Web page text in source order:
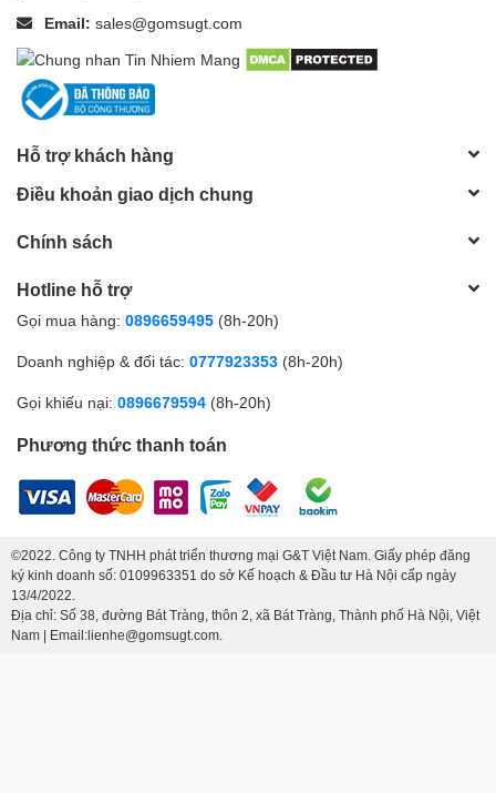
Ngoài ra,Lọ hoa dáng chân xòe vẽ cam
còn có nhiều màu sắc khác nhau, từ màu trắng đơn giản đến
màu sắc đa dạng, giúp bạn dễ dàng lựa chọn sản phẩm phù hợp
với không gian trang trí của mình.
Email: sales@gomsugt.com
Hỗ trợ khách hàng
Điều khoản giao dịch chung
Chính sách
Hotline hỗ trợ
Gọi mua hàng: 0896659495 (8h-20h)
Doanh nghiệp & đối tác: 0777923353 (8h-20h)
Gọi khiếu nại: 0896679594 (8h-20h)
Phương thức thanh toán
©2022. Công ty TNHH phát triển thương mại G&T Việt Nam. Giấy phép đăng
ký kinh doanh số: 0109963351 do sở Kế hoạch & Đầu tư Hà Nội cấp ngày
13/4/2022.
Địa chỉ: Số 38, đường Bát Tràng, thôn 2, xã Bát Tràng, Thành phố Hà Nội, Việt
Nam | Email:lienhe@gomsugt.com.